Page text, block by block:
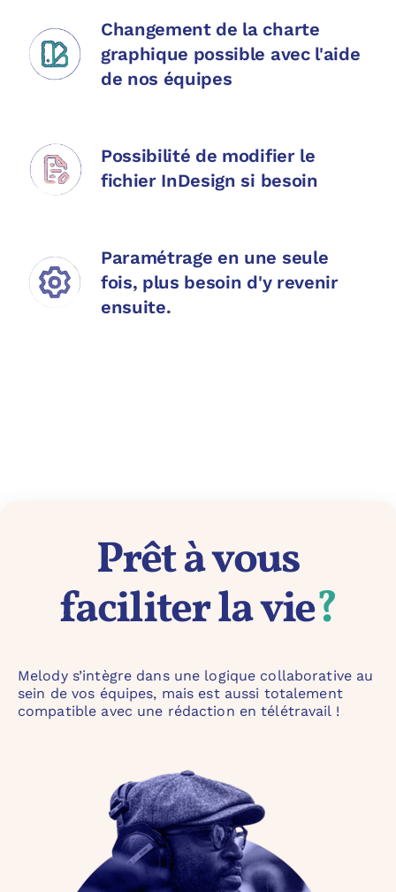
Changement de la charte
graphique possible avec l'aide
de nos équipes
Possibilité de modifier le
fichier InDesign si besoin
Paramétrage en une seule
fois, plus besoin d'y revenir
ensuite.
Prêt à vous
faciliter la vie?
Melody s’intègre dans une logique collaborative au
sein de vos équipes, mais est aussi totalement
compatible avec une rédaction en télétravail !